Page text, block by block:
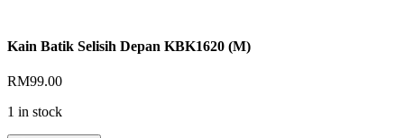
Kain Batik Selisih Depan KBK1620 (M)
RM99.00
1 in stock